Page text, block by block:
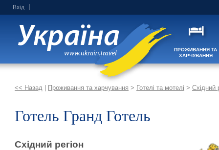
Вхід
ПРОЖИВАННЯ ТА
ХАРЧУВАННЯ
<< Назад Проживання та харчування > Готелі та мотелі > Східний
Готель Гранд Готель
Східний регіон